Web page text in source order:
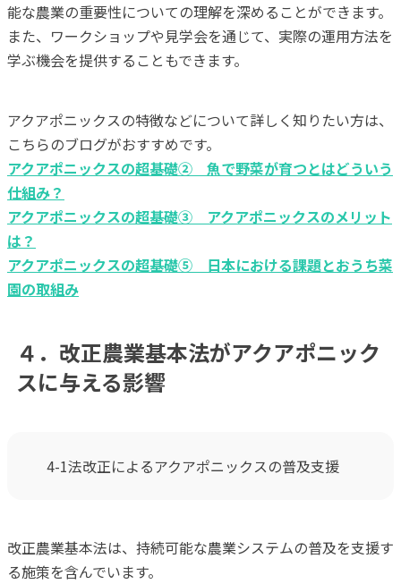
能な農業の重要性についての理解を深めることができます。
また、ワークショップや見学会を通じて、実際の運用方法を
学ぶ機会を提供することもできます。
アクアポニックスの特徴などについて詳しく知りたい方は、
こちらのブログがおすすめです。
アクアポニックスの超基礎② 魚で野菜が育つとはどういう
仕組み？
アクアポニックスの超基礎③ アクアポニックスのメリット
は？
アクアポニックスの超基礎⑤ 日本における課題とおうち菜
園の取組み
４．改正農業基本法がアクアポニック
スに与える影響
4-1法改正によるアクアポニックスの普及支援
改正農業基本法は、持続可能な農業システムの普及を支援す
る施策を含んでいます。